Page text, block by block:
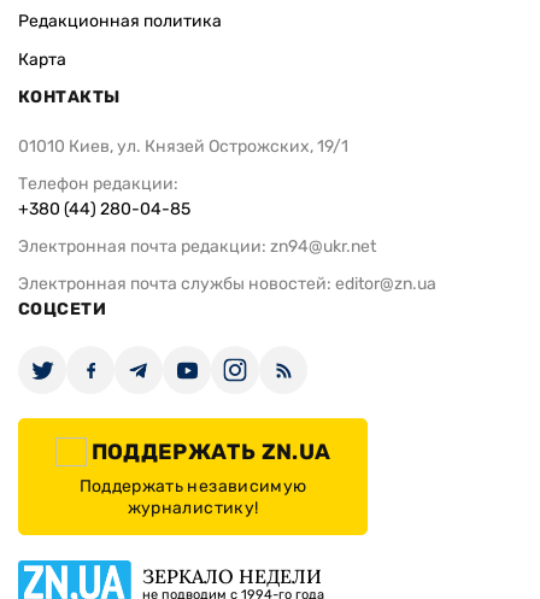
Редакционная политика
Карта
КОНТАКТЫ
01010 Киев, ул. Князей Острожских, 19/1
Телефон редакции:
+380 (44) 280-04-85
Электронная почта редакции: zn94@ukr.net
Электронная почта службы новостей: editor@zn.ua
СОЦСЕТИ
ПОДДЕРЖАТЬ ZN.UA
Поддержать независимую
журналистику!
ЗЕРКАЛО НЕДЕЛИ
не подводим с 1994-го года